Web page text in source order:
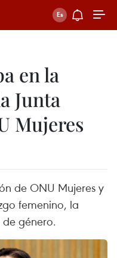
en la
Junta
Mujeres
de ONU Mujeres y
femenino, la
género.